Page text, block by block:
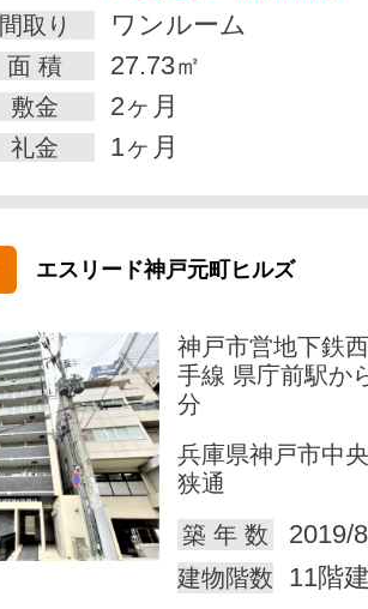
間取り
ワンルーム
面 積 27.73㎡
敷金 2ヶ月
礼金 1ヶ月
エスリード神戸元町ヒルズ
神戸市営地下鉄
手線 県庁前駅か
分
兵庫県神戸市中
狭通
築 年 数
2019/
建物階数 11階